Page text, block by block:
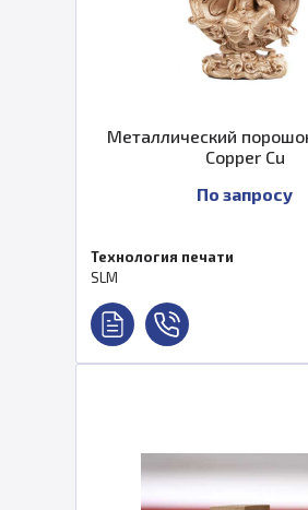
Металлический
Copper Cu
По запросу
Технология печати
SLM